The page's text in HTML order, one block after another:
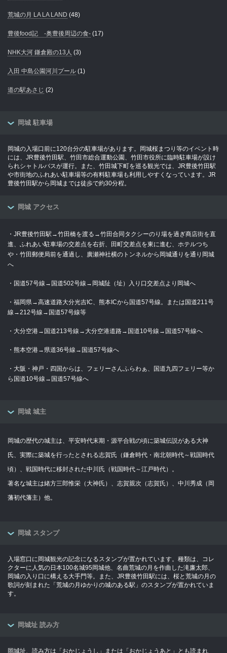
荒城の月 LA LA LAND (48)
豊後food記 -奥豊後周辺の食- (17)
NHK大河 鎌倉殿の13人 (3)
入田 中島公園河川プール (1)
道の駅あさじ (2)
岡城 駐車場
岡城の入場口前に120台分の駐車場があります。岡城桜まつり等のイベント時
には、JR豊後竹田駅、竹田市総合運動公園、竹田市役所に臨時駐車場が設け
られシャトルバスが運行。また、竹田城下町を巡る観光では、JR豊後竹田駅
や市街地のふれあい駐車場等の有料駐車場も利用しやすくなっています。JR
豊後竹田駅から岡城までは徒歩で約30分程。
岡城 アクセス
・JR豊後竹田駅→竹田橋を渡る→竹田合同タクシーのり場を過ぎ商店街を直
進、ふれあい駐車場の交差点を右折、田町交差点を東に進む、ホテルつち
や・竹田郵便局前を通過し、廣瀬神社横のトンネルから岡城通りを通り岡城
へ
・国道57号線→国道502号線→岡城阯（址）入り口交差点より岡城へ
・福岡県→高速道路大分光吉IC、熊本ICから国道57号線。または国道211号
線→212号線→国道57号線等
・大分空港→国道213号線→大分空港道路→国道10号線→国道57号線へ
・熊本空港→県道36号線→国道57号線へ
・大阪・神戸・四国からは、フェリーさんふらわぁ、国道九四フェリー等か
ら国道10号線→国道57号線へ
岡城 城主
岡城の歴代の城主は、平安時代末期・源平合戦の頃に築城伝説がある大神
氏、実際に築城を行ったとされる志賀氏（鎌倉時代・南北朝時代～戦国時代
頃）、戦国時代に移封された中川氏（戦国時代～江戸時代）。
著名な城主は緒方三郎惟栄（大神氏）、志賀親次（志賀氏）、中川秀成（岡
藩初代藩主）他。
岡城 スタンプ
入場窓口に岡城観光の記念になるスタンプが置かれています。種類は、コレ
クターに人気の日本100名城95岡城他、名曲荒城の月を作曲した滝廉太郎、
岡城の入り口に構える大手門等。また、JR豊後竹田駅には、桜と荒城の月の
歌詞が刻まれた「荒城の月ゆかりの城のある駅」のスタンプが置かれていま
す。
岡城址 読み方
岡城址、読み方は「おかじょうし」または「おかじょうあと」とも読まれ